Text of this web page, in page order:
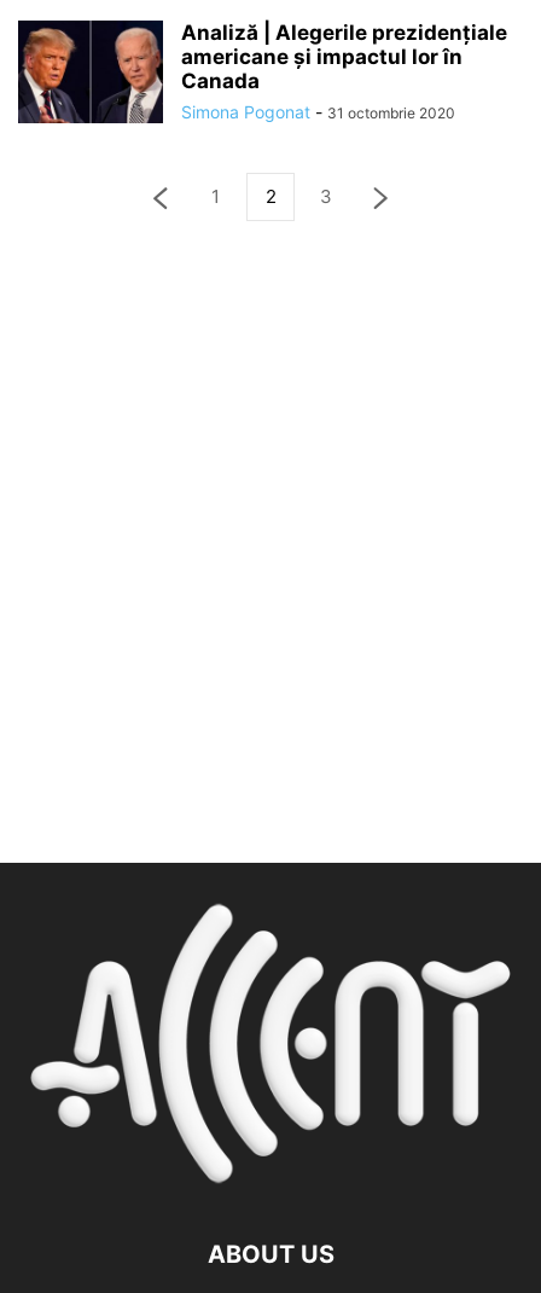
Analiză | Alegerile prezidențiale
americane și impactul lor în
Canada
Simona Pogonat - 31 octombrie 2020
1 2 3
ABOUT US